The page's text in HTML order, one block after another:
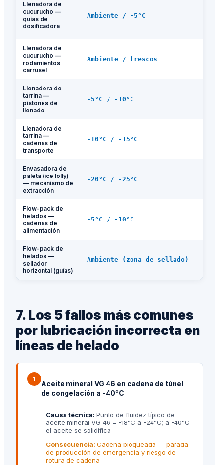
Llenadora de
cucurucho —
guías de
dosificadora
Ambiente / -5°C
Llenadora de
cucurucho —
rodamientos
carrusel
Ambiente / frescos
Llenadora de
tarrina —
pistones de
llenado
-5°C / -10°C
Llenadora de
tarrina —
cadenas de
transporte
-10°C / -15°C
Envasadora de
paleta (ice lolly)
— mecanismo de
extracción
-20°C / -25°C
Flow-pack de
helados —
cadenas de
alimentación
-5°C / -10°C
Flow-pack de
helados —
sellador
horizontal (guías)
Ambiente (zona de sellado)
7. Los 5 fallos más comunes
por lubricación incorrecta en
líneas de helado
1
Aceite mineral VG 46 en cadena de túnel
de congelación a -40°C
Causa técnica: Punto de fluidez típico de
aceite mineral VG 46 = -18°C a -24°C; a -40°C
el aceite se solidifica
Consecuencia: Cadena bloqueada — parada
de producción de emergencia y riesgo de
rotura de cadena